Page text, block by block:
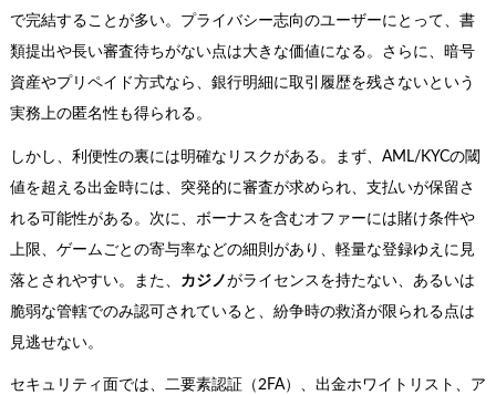
で完結することが多い。プライバシー志向のユーザーにとって、書
類提出や長い審査待ちがない点は大きな価値になる。さらに、暗号
資産やプリペイド方式なら、銀行明細に取引履歴を残さないという
実務上の匿名性も得られる。
しかし、利便性の裏には明確なリスクがある。まず、AML/KYCの閾
値を超える出金時には、突発的に審査が求められ、支払いが保留さ
れる可能性がある。次に、ボーナスを含むオファーには賭け条件や
上限、ゲームごとの寄与率などの細則があり、軽量な登録ゆえに見
落とされやすい。また、 カジノがライセンスを持たない、あるいは
脆弱な管轄でのみ認可されていると、紛争時の救済が限られる点は
見逃せない。
セキュリティ面では、二要素認証（2FA）、出金ホワイトリスト、ア